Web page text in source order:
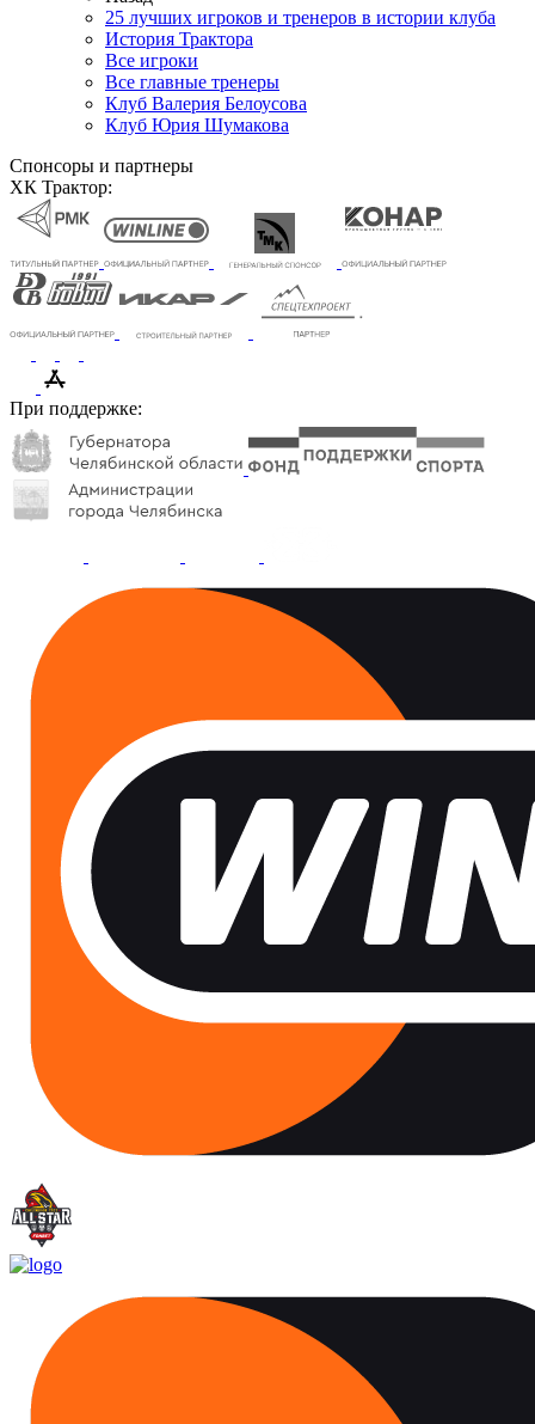
25 лучших игроков и тренеров в истории клуба
История Трактора
Все игроки
Все главные тренеры
Клуб Валерия Белоусова
Клуб Юрия Шумакова
Спонсоры и партнеры
ХК Трактор:
При поддержке: